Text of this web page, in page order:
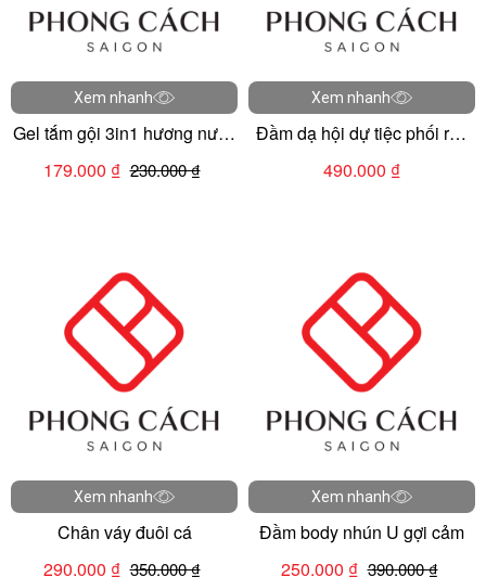
Xem nhanh
Gel tắm gội 3in1 hương nước
hoa
179.000 ₫ 230.000 ₫
Xem nhanh
Đầm dạ hội dự tiệc phối ren
hoa cao cấp
490.000 ₫
Xem nhanh
Chân váy đuôi cá
290.000 ₫ 350.000 ₫
Xem nhanh
Đầm body nhún U gợi cảm
250.000 ₫ 390.000 ₫